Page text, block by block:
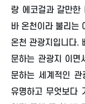
랑 에코걸과 갈만
바 온천이라 불리는
온천 관광지입니다.
문하는 관광지 이
문하는 세계적인
유명하고 무엇보다